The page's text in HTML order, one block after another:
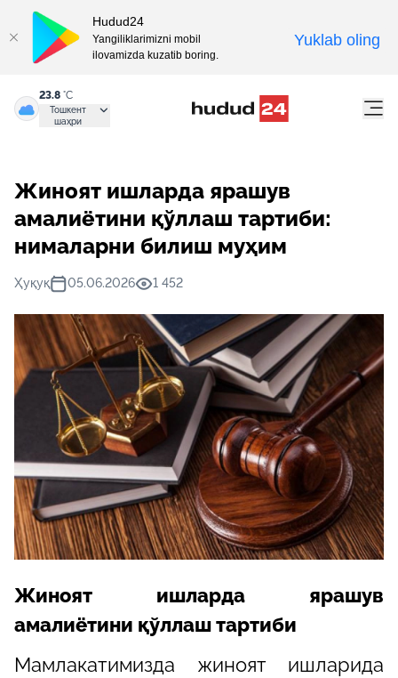
23.8 °C
Тошкент
шаҳри
Жиноят ишларда ярашув
амалиётини қўллаш тартиби:
нималарни билиш муҳим
Ҳуқуқ 05.06.2026 1 452
Жиноят ишларда ярашув
амалиётини қўллаш тартиби
Мамлакатимизда жиноят ишларида
Hudud24
Yangiliklarimizni mobil
ilovamizda kuzatib boring.
Yuklab oling